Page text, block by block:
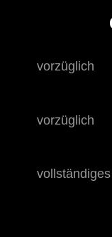
vorzüglich
vorzüglich